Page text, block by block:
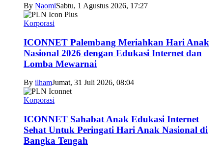
By NaomiSabtu, 1 Agustus 2026, 17:27
Korporasi
ICONNET Palembang Meriahkan Hari Anak
Nasional 2026 dengan Edukasi Internet dan
Lomba Mewarnai
By ilhamJumat, 31 Juli 2026, 08:04
Korporasi
ICONNET Sahabat Anak Edukasi Internet
Sehat Untuk Peringati Hari Anak Nasional di
Bangka Tengah